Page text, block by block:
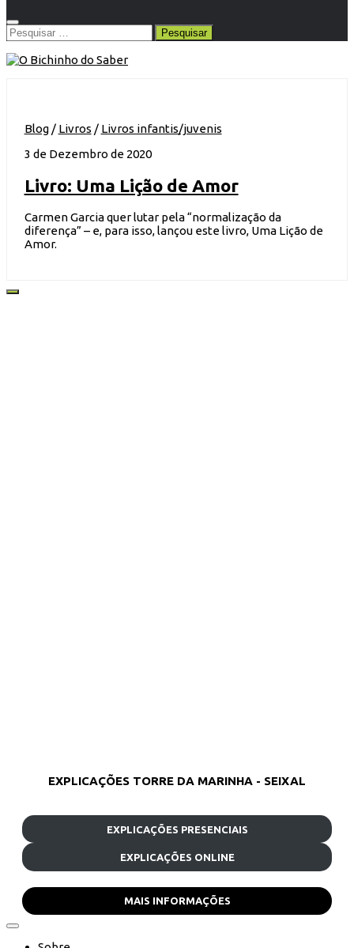
Pesquisar
por:
Blog/ Livros / Livros infantis/juvenis
3 de Dezembro de 2020
Livro: Uma Lição de Amor
Carmen Garcia quer lutar pela “normalização da
diferença” – e, para isso, lançou este livro, Uma Lição de
Amor.
EXPLICAÇÕES TORRE DA MARINHA - SEIXAL
EXPLICAÇÕES PRESENCIAIS
EXPLICAÇÕES ONLINE
MAIS INFORMAÇÕES